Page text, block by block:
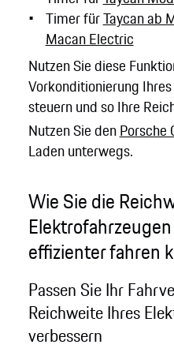
Timer fürTaycan ab
Macan Electric
Nutzen Sie diese
Vorkonditionierung
steuern und so Ihre
Nutzen Sie denPorsche
Laden unterwegs.
Wie Sie die
effizienter fahren
Passen Sie Ihr
Reichweite Ihres
verbessern